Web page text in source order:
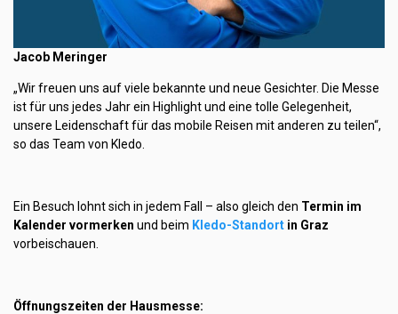
Jacob Meringer
„Wir freuen uns auf viele bekannte und neue Gesichter. Die Messe
ist für uns jedes Jahr ein Highlight und eine tolle Gelegenheit,
unsere Leidenschaft für das mobile Reisen mit anderen zu teilen“,
so das Team von Kledo.
Ein Besuch lohnt sich in jedem Fall – also gleich den Termin im
Kalender vormerken und beim Kledo-Standort in Graz
vorbeischauen.
Öffnungszeiten der Hausmesse: